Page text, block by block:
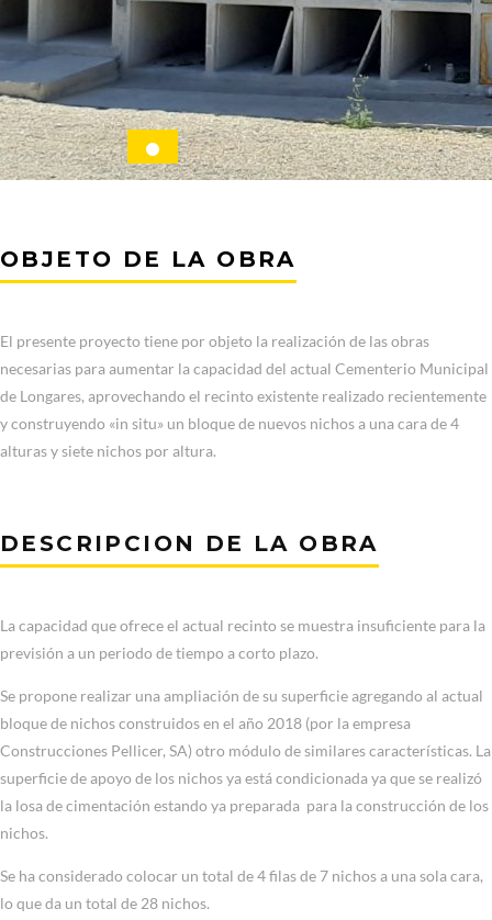
OBJETO DE LA OBRA
El presente proyecto tiene por objeto la realización de las obras
necesarias para aumentar la capacidad del actual Cementerio Municipal
de Longares, aprovechando el recinto existente realizado recientemente
y construyendo «in situ» un bloque de nuevos nichos a una cara de 4
alturas y siete nichos por altura.
DESCRIPCION DE LA OBRA
La capacidad que ofrece el actual recinto se muestra insuficiente para la
previsión a un periodo de tiempo a corto plazo.
Se propone realizar una ampliación de su superficie agregando al actual
bloque de nichos construidos en el año 2018 (por la empresa
Construcciones Pellicer, SA) otro módulo de similares características. La
superficie de apoyo de los nichos ya está condicionada ya que se realizó
la losa de cimentación estando ya preparada para la construcción de los
nichos.
Se ha considerado colocar un total de 4 filas de 7 nichos a una sola cara,
lo que da un total de 28 nichos.